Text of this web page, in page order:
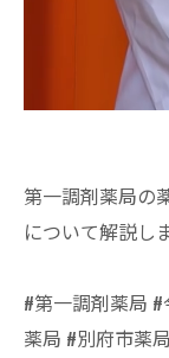
第一調剤薬局の
について解説し
#第一調剤薬局
薬局 #別府市薬